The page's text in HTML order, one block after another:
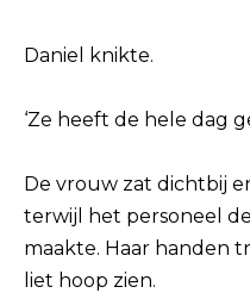
Daniel knikte.
‘Ze heeft de hele dag
De vrouw zat dichtbij
terwijl het personeel
maakte. Haar handen
liet hoop zien.